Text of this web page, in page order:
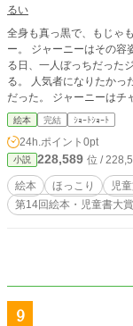
るい
全身も真っ黒で、もじゃ
ー。 ジャーニーはその容
る日、一人ぼっちだった
る。 人気者になりたかったジャーニーにとって、チャイはまさしく憧れの存在
だった。 ジャーニ
絵本 完結 ｼｮｰﾄｼｮｰﾄ
24h.ポイント 0pt
小説 228,589 位 /
絵本 ほっこり 児
第14回絵本・児童書大
9